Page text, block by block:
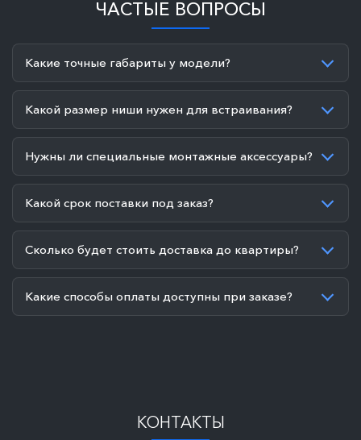
ЧАСТЫЕ ВОПРОСЫ
Какие точные габариты у модели?
Какой размер ниши нужен для встраивания?
Нужны ли специальные монтажные аксессуары?
Какой срок поставки под заказ?
Сколько будет стоить доставка до квартиры?
Какие способы оплаты доступны при заказе?
КОНТАКТЫ